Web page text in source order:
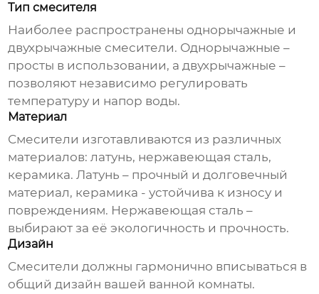
Тип смесителя
Наиболее распространены однорычажные и
двухрычажные смесители. Однорычажные –
просты в использовании, а двухрычажные –
позволяют независимо регулировать
температуру и напор воды.
Материал
Смесители изготавливаются из различных
материалов: латунь, нержавеющая сталь,
керамика. Латунь – прочный и долговечный
материал, керамика - устойчива к износу и
повреждениям. Нержавеющая сталь –
выбирают за её экологичность и прочность.
Дизайн
Смесители должны гармонично вписываться в
общий дизайн вашей ванной комнаты.